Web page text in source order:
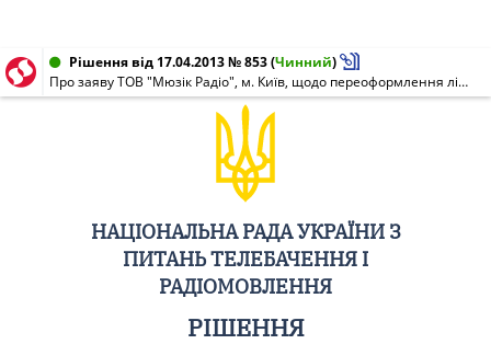
Рішення від 17.04.2013 № 853(Чинний)
Про заяву ТОВ "Мюзік Радіо", м. Київ, щодо переоформлення ліцензії на мовлення (НР N 0137-м від 21.06.2004)
НАЦІОНАЛЬНА РАДА УКРАЇНИ З
ПИТАНЬ ТЕЛЕБАЧЕННЯ І
РАДІОМОВЛЕННЯ
РІШЕННЯ